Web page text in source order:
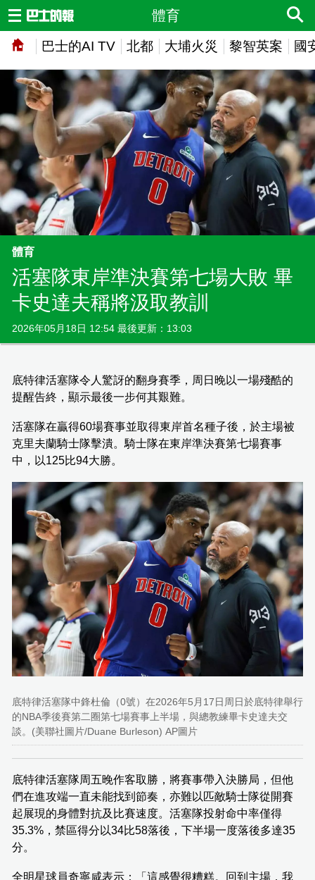
巴士的AI TV 北都 大埔火災 黎智英案 國
體育
體育
活塞隊東岸準決賽第七場大敗 畢
卡史達夫稱將汲取教訓
2026年05月18日 12:54 最後更新：13:03
底特律活塞隊令人驚訝的翻身賽季，周日晚以一場殘酷的
提醒告終，顯示最後一步何其艱難。
活塞隊在贏得60場賽事並取得東岸首名種子後，於主場被
克里夫蘭騎士隊擊潰。騎士隊在東岸準決賽第七場賽事
中，以125比94大勝。
底特律活塞隊中鋒杜倫（0號）在2026年5月17日周日於底特律舉行
的NBA季後賽第二圈第七場賽事上半場，與總教練畢卡史達夫交
談。(美聯社圖片/Duane Burleson) AP圖片
底特律活塞隊周五晚作客取勝，將賽事帶入決勝局，但他
們在進攻端一直未能找到節奏，亦難以匹敵騎士隊從開賽
起展現的身體對抗及比賽速度。活塞隊投射命中率僅得
35.3%，禁區得分以34比58落後，下半場一度落後多達35
分。
全明星球員奇寧咸表示：「這感覺很糟糕。回到主場，我